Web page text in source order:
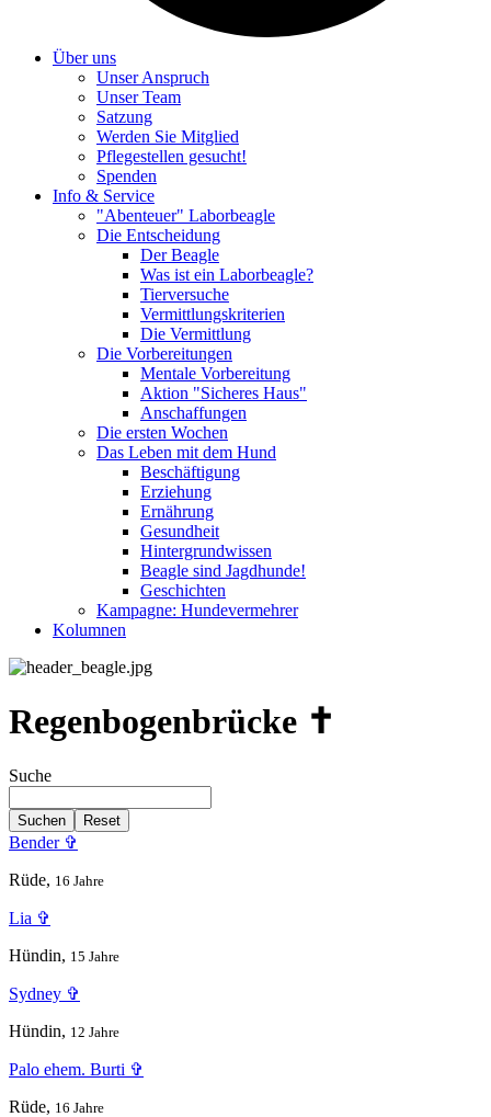
Über uns
Unser Anspruch
Unser Team
Satzung
Werden Sie Mitglied
Pflegestellen gesucht!
Spenden
Info & Service
"Abenteuer" Laborbeagle
Die Entscheidung
Der Beagle
Was ist ein Laborbeagle?
Tierversuche
Vermittlungskriterien
Die Vermittlung
Die Vorbereitungen
Mentale Vorbereitung
Aktion "Sicheres Haus"
Anschaffungen
Die ersten Wochen
Das Leben mit dem Hund
Beschäftigung
Erziehung
Ernährung
Gesundheit
Hintergrundwissen
Beagle sind Jagdhunde!
Geschichten
Kampagne: Hundevermehrer
Kolumnen
Regenbogenbrücke ✝
Suche
Suchen Reset
Bender ✞
Rüde, 16 Jahre
Lia ✞
Hündin, 15 Jahre
Sydney ✞
Hündin, 12 Jahre
Palo ehem. Burti ✞
Rüde, 16 Jahre